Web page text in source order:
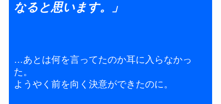
なると思います。」
…あとは何を言ってたのか耳に入らなかっ
た。
ようやく前を向く決意ができたのに。